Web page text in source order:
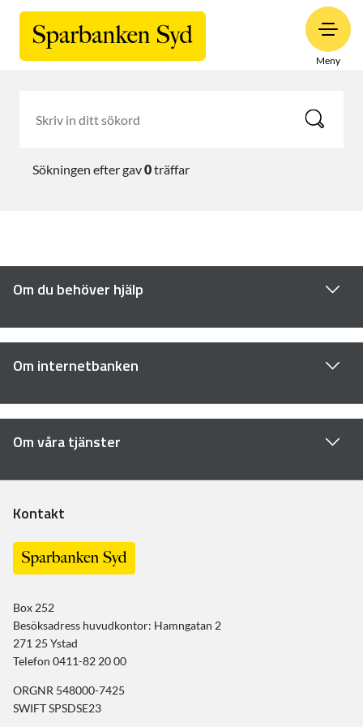
Meny
Sökningen eftergav0träffar
Om du behöver hjälp
Om internetbanken
Om våra tjänster
Kontakt
Box 252
Besöksadress huvudkontor: Hamngatan 2
271 25 Ystad
Telefon 0411-82 20 00
ORGNR 548000-7425
SWIFT SPSDSE23